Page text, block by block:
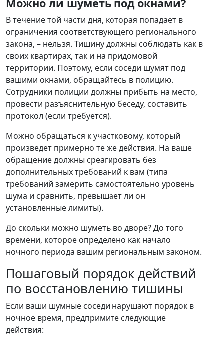
Можно ли шуметь под окнами?
В течение той части дня, которая попадает в
ограничения соответствующего регионального
закона, – нельзя. Тишину должны соблюдать как в
своих квартирах, так и на придомовой
территории. Поэтому, если соседи шумят под
вашими окнами, обращайтесь в полицию.
Сотрудники полиции должны прибыть на место,
провести разъяснительную беседу, составить
протокол (если требуется).
Можно обращаться к участковому, который
произведет примерно те же действия. На ваше
обращение должны среагировать без
дополнительных требований к вам (типа
требований замерить самостоятельно уровень
шума и сравнить, превышает ли он
установленные лимиты).
До скольки можно шуметь во дворе? До того
времени, которое определено как начало
ночного периода вашим региональным законом.
Пошаговый порядок действий
по восстановлению тишины
Если ваши шумные соседи нарушают порядок в
ночное время, предпримите следующие
действия: